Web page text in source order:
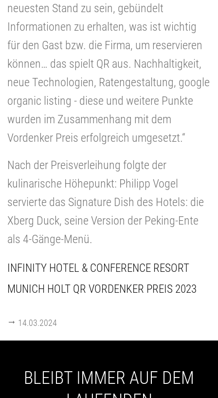
neuesten Stand zu sein, gebündelt
Informationen zu erhalten, was ist wichtig
für den Gast bzw. die Firma, um reservieren
können… das spielt QR aus. Nachhaltigkeit,
neue Technologien, Ratengestaltung, google
organic listing - diese und weitere Punkte
wurden im Zusammenhang mit dem
Vordenker Preis erfolgreich umgesetzt.“
Nach der Preisverleihung folgte der
kulinarische Höhepunkt: Philipp Vogel
servierte das Signature Dish des Hotels: die
Xberg Duck, seine Version der Peking-Ente
als 4-Gänge-Menü.
INFINITY HOTEL & CONFERENCE RESORT
MUNICH HOLT QR VORDENKER PREIS 2023
14.03.2024
BLEIBT IMMER AUF DEM